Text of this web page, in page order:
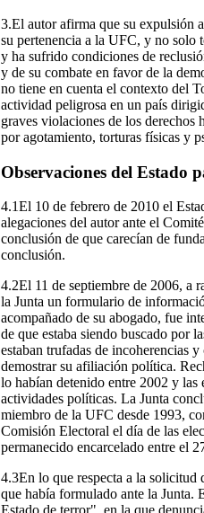
3.El autor afirma que su expulsión
su pertenencia a la UFC, y no solo
y ha sufrido condiciones de
y de su combate en favor de la
no tiene en cuenta el contexto del
actividad peligrosa en un país
graves violaciones de los derechos
por agotamiento, torturas físicas y
Observaciones del Estado
4.1El 10 de febrero de 2010 el
alegaciones del autor ante el
conclusión de que carecían de
conclusión.
4.2El 11 de septiembre de 2006, a
la Junta un formulario de
acompañado de su abogado, fue
de que estaba siendo buscado por
estaban trufadas de incoherencias
demostrar su afiliación política.
lo habían detenido entre 2002 y las
actividades políticas. La Junta
miembro de la UFC desde 1993,
Comisión Electoral el día de las
permanecido encarcelado entre el
4.3En lo que respecta a la solicitud
que había formulado ante la Junta.